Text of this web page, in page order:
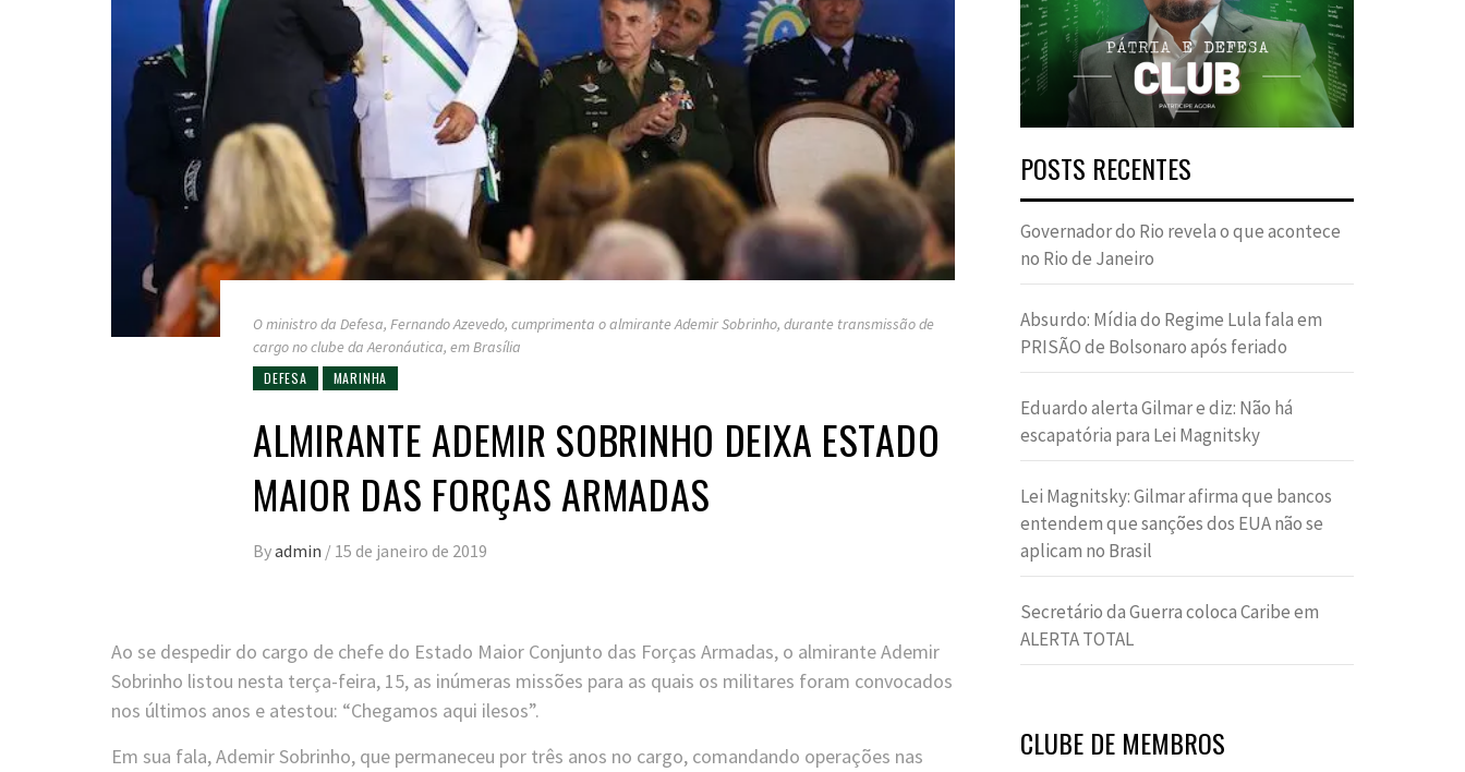
O ministro da Defesa, Fernando Azevedo, cumprimenta o almirante Ademir Sobrinho, durante transmissão de
cargo no clube da Aeronáutica, em Brasília
DEFESA MARINHA
ALMIRANTE ADEMIR SOBRINHO DEIXA ESTADO
MAIOR DAS FORÇAS ARMADAS
Byadmin / 15 de janeiro de 2019
Ao se despedir do cargo de chefe do Estado Maior Conjunto das Forças Armadas, o almirante Ademir
Sobrinho listou nesta terça-feira, 15, as inúmeras missões para as quais os militares foram convocados
nos últimos anos e atestou: “Chegamos aqui ilesos”.
Em sua fala, Ademir Sobrinho, que permaneceu por três anos no cargo, comandando operações nas
POSTS RECENTES
Governador do Rio revela o que acontece
no Rio de Janeiro
Absurdo: Mídia do Regime Lula fala em
PRISÃO de Bolsonaro após feriado
Eduardo alerta Gilmar e diz: Não há
escapatória para Lei Magnitsky
Lei Magnitsky: Gilmar afirma que bancos
entendem que sanções dos EUA não se
aplicam no Brasil
Secretário da Guerra coloca Caribe em
ALERTA TOTAL
CLUBE DE MEMBROS